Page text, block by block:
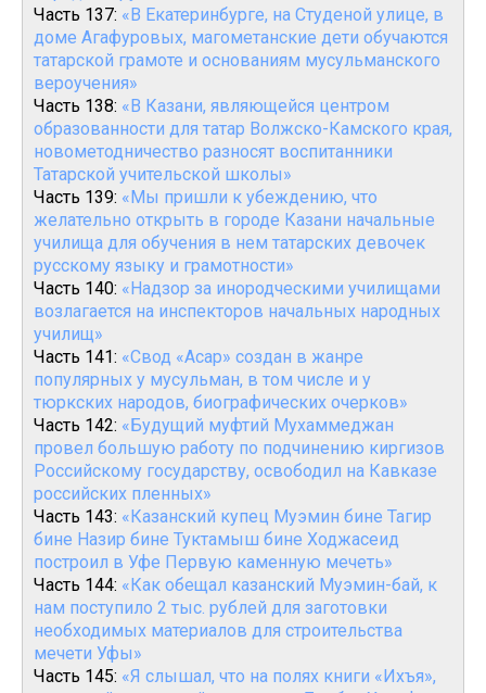
Часть 137: «В Екатеринбурге, на Студеной улице, в
доме Агафуровых, магометанские дети обучаются
татарской грамоте и основаниям мусульманского
вероучения»
Часть 138: «В Казани, являющейся центром
образованности для татар Волжско-Камского края,
новометодничество разносят воспитанники
Татарской учительской школы»
Часть 139: «Мы пришли к убеждению, что
желательно открыть в городе Казани начальные
училища для обучения в нем татарских девочек
русскому языку и грамотности»
Часть 140: «Надзор за инородческими училищами
возлагается на инспекторов начальных народных
училищ»
Часть 141: «Свод «Асар» создан в жанре
популярных у мусульман, в том числе и у
тюркских народов, биографических очерков»
Часть 142: «Будущий муфтий Мухаммеджан
провел большую работу по подчинению киргизов
Российскому государству, освободил на Кавказе
российских пленных»
Часть 143: «Казанский купец Муэмин бине Тагир
бине Назир бине Туктамыш бине Ходжасеид
построил в Уфе Первую каменную мечеть»
Часть 144: «Как обещал казанский Муэмин-бай, к
нам поступило 2 тыс. рублей для заготовки
необходимых материалов для строительства
мечети Уфы»
Часть 145: «Я слышал, что на полях книги «Ихъя»,